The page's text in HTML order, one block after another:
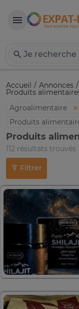
Accueil Annonces
Produits
Agroalimentaire
Produits
Produits
112 résultats trouvés
Filtrer